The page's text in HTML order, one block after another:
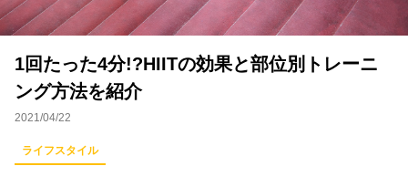
健康 スキルアップ ダイエット 美容
エンターテインメント インタビュー
トレーニング
1回たった4分!?HIITの効果と部位別トレーニ
ング方法を紹介
2021/04/22
ライフスタイル